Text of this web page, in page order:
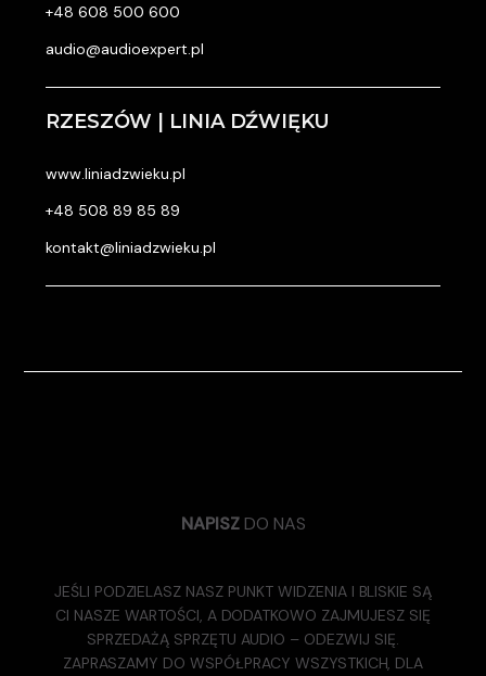
+48 608 500 600
audio@audioexpert.pl
RZESZÓW | LINIA DŹWIĘKU
www.liniadzwieku.pl
+48 508 89 85 89
kontakt@liniadzwieku.pl
NAPISZ DO NAS
JEŚLI PODZIELASZ NASZ PUNKT WIDZENIA I BLISKIE SĄ
CI NASZE WARTOŚCI, A DODATKOWO ZAJMUJESZ SIĘ
SPRZEDAŻĄ SPRZĘTU AUDIO – ODEZWIJ SIĘ.
ZAPRASZAMY DO WSPÓŁPRACY WSZYSTKICH, DLA